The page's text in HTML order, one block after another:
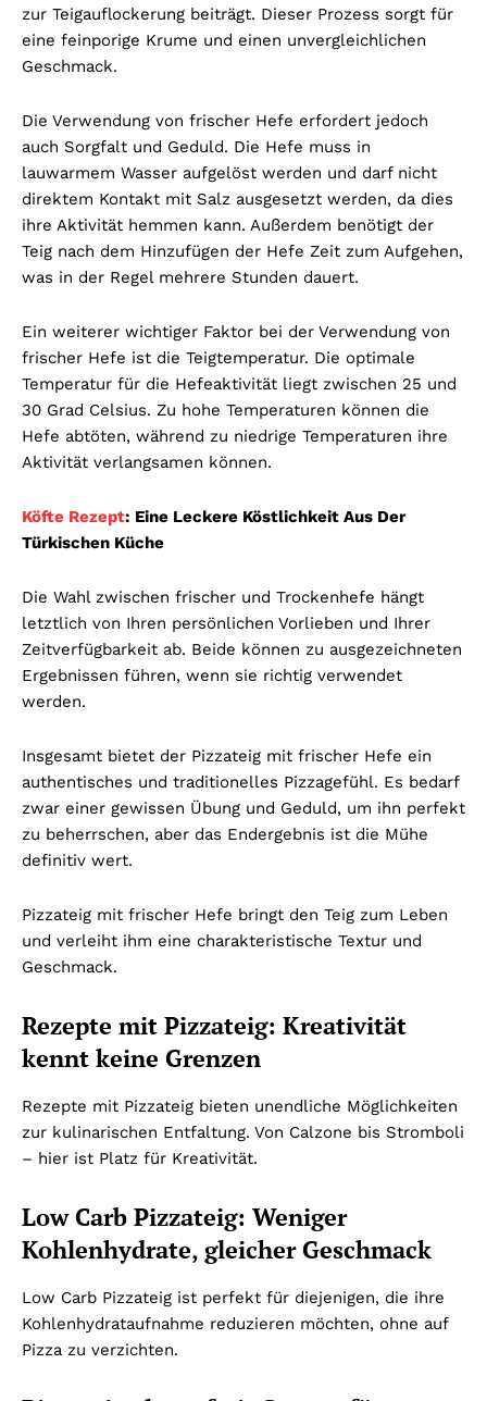
zur Teigauflockerung beiträgt. Dieser Prozess sorgt für
eine feinporige Krume und einen unvergleichlichen
Geschmack.
Die Verwendung von frischer Hefe erfordert jedoch
auch Sorgfalt und Geduld. Die Hefe muss in
lauwarmem Wasser aufgelöst werden und darf nicht
direktem Kontakt mit Salz ausgesetzt werden, da dies
ihre Aktivität hemmen kann. Außerdem benötigt der
Teig nach dem Hinzufügen der Hefe Zeit zum Aufgehen,
was in der Regel mehrere Stunden dauert.
Ein weiterer wichtiger Faktor bei der Verwendung von
frischer Hefe ist die Teigtemperatur. Die optimale
Temperatur für die Hefeaktivität liegt zwischen 25 und
30 Grad Celsius. Zu hohe Temperaturen können die
Hefe abtöten, während zu niedrige Temperaturen ihre
Aktivität verlangsamen können.
Köfte Rezept: Eine Leckere Köstlichkeit Aus Der
Türkischen Küche
Die Wahl zwischen frischer und Trockenhefe hängt
letztlich von Ihren persönlichen Vorlieben und Ihrer
Zeitverfügbarkeit ab. Beide können zu ausgezeichneten
Ergebnissen führen, wenn sie richtig verwendet
werden.
Insgesamt bietet der Pizzateig mit frischer Hefe ein
authentisches und traditionelles Pizzagefühl. Es bedarf
zwar einer gewissen Übung und Geduld, um ihn perfekt
zu beherrschen, aber das Endergebnis ist die Mühe
definitiv wert.
Pizzateig mit frischer Hefe bringt den Teig zum Leben
und verleiht ihm eine charakteristische Textur und
Geschmack.
Rezepte mit Pizzateig: Kreativität
kennt keine Grenzen
Rezepte mit Pizzateig bieten unendliche Möglichkeiten
zur kulinarischen Entfaltung. Von Calzone bis Stromboli
– hier ist Platz für Kreativität.
Low Carb Pizzateig: Weniger
Kohlenhydrate, gleicher Geschmack
Low Carb Pizzateig ist perfekt für diejenigen, die ihre
Kohlenhydrataufnahme reduzieren möchten, ohne auf
Pizza zu verzichten.